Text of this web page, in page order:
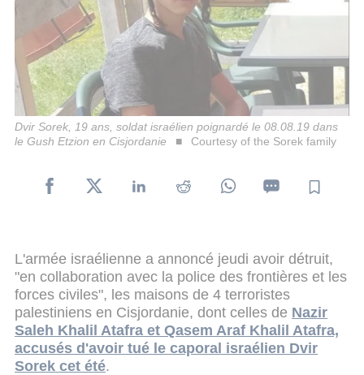
Dvir Sorek, 19 ans, soldat israélien poignardé le 08.08.19 dans
le Gush Etzion en Cisjordanie
Courtesy of the Sorek family
L'armée israélienne a annoncé jeudi avoir détruit,
"en collaboration avec la police des frontières et les
forces civiles", les maisons de 4 terroristes
palestiniens en Cisjordanie, dont celles de Nazir
Saleh Khalil Atafra et Qasem Araf Khalil Atafra,
accusés d'avoir tué le caporal israélien Dvir
Sorek cet été.